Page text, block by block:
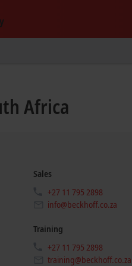
Africa
Sales
+27 11 795 2898
info@beckhoff.co.za
Training
+27 11 795 2898
training@beckhoff.co.za